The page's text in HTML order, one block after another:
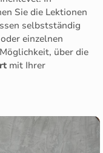
Sie die Lektionen
selbstständig
einzelnen
über die
mit Ihrer